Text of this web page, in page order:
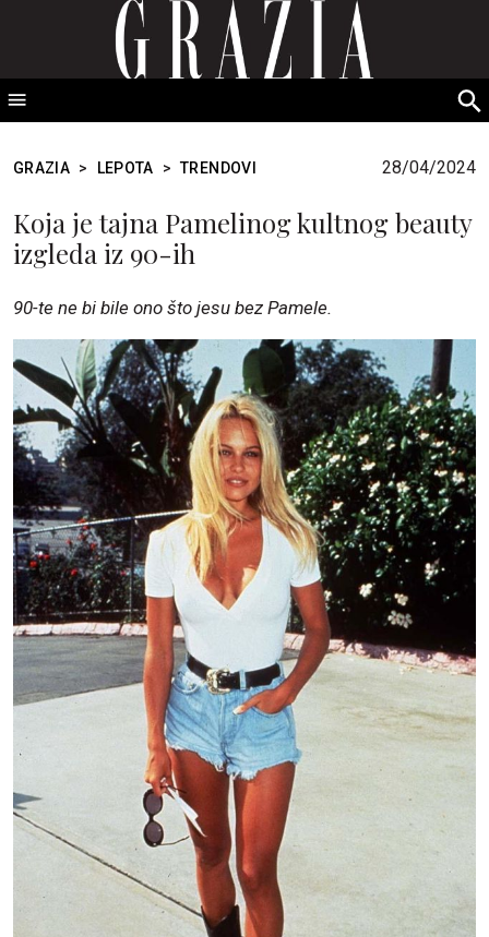
GRAZIA Srbija
GRAZIA > LEPOTA > TRENDOVI 28/04/2024
Koja je tajna Pamelinog kultnog beauty
izgleda iz 90-ih
90-te ne bi bile ono što jesu bez Pamele.